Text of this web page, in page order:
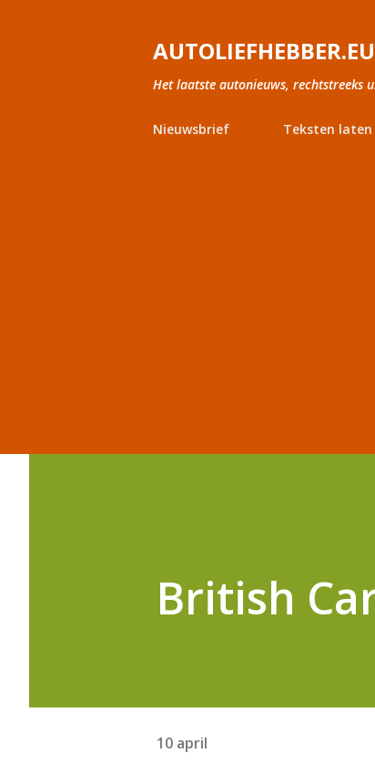
AUTOLIEFHEBBER.EU
Het laatste autonieuws, rechtstreeks
Nieuwsbrief Teksten laten
British
10 april